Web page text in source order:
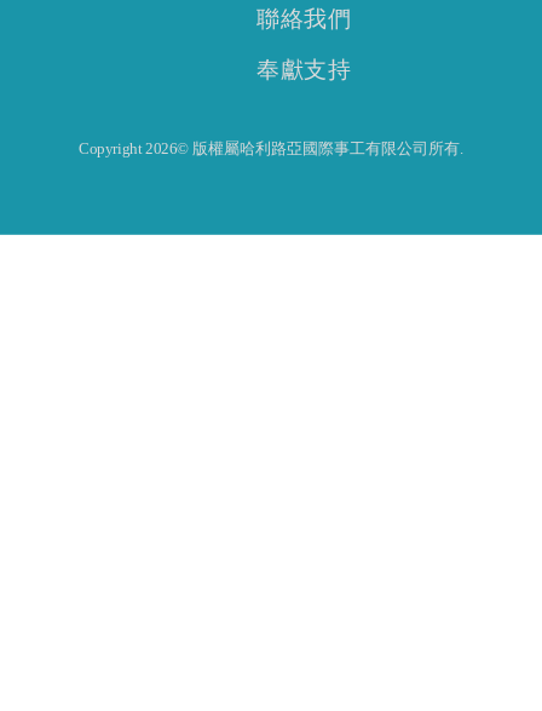
聯絡我們
奉獻支持
Copyright 2026© 版權屬哈利路亞國際事工有限公司所有.